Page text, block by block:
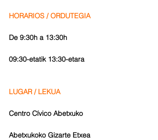
HORARIOS / ORDUTEGIA
De 9:30h a 13:30h
09:30-etatik 13:30-etara
LUGAR / LEKUA
Centro Cívico Abetxuko
Abetxukoko Gizarte Etxea